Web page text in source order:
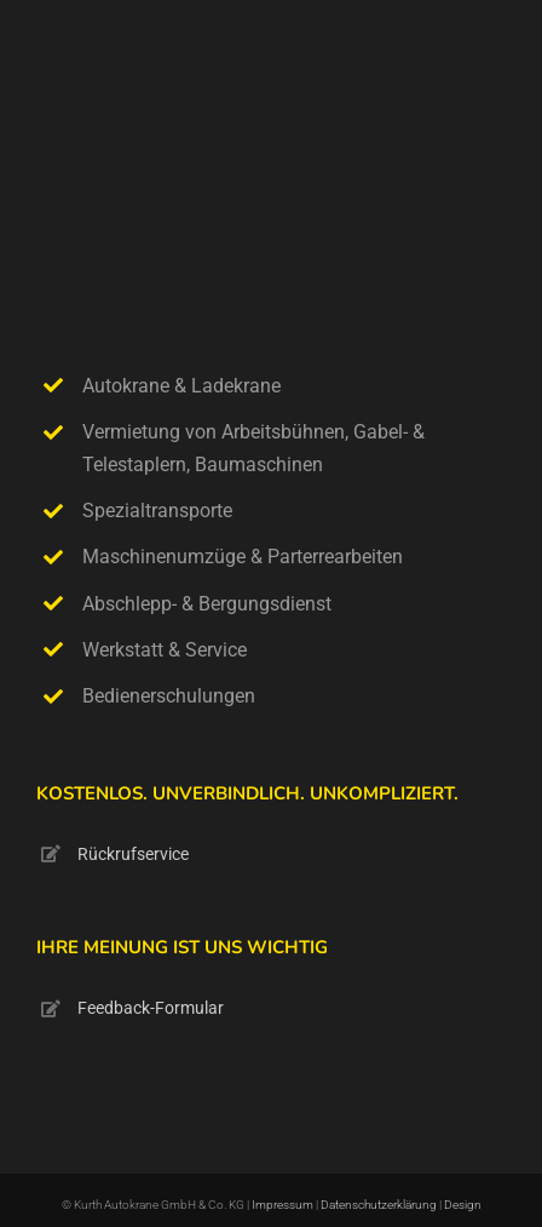
Autokrane & Ladekrane
Vermietung von Arbeitsbühnen, Gabel- &
Telestaplern, Baumaschinen
Spezialtransporte
Maschinenumzüge & Parterrearbeiten
Abschlepp- & Bergungsdienst
Werkstatt & Service
Bedienerschulungen
KOSTENLOS. UNVERBINDLICH. UNKOMPLIZIERT.
Rückrufservice
IHRE MEINUNG IST UNS WICHTIG
Feedback-Formular
© Kurth Autokrane GmbH & Co. KG | Impressum| Datenschutzerklärung | Design